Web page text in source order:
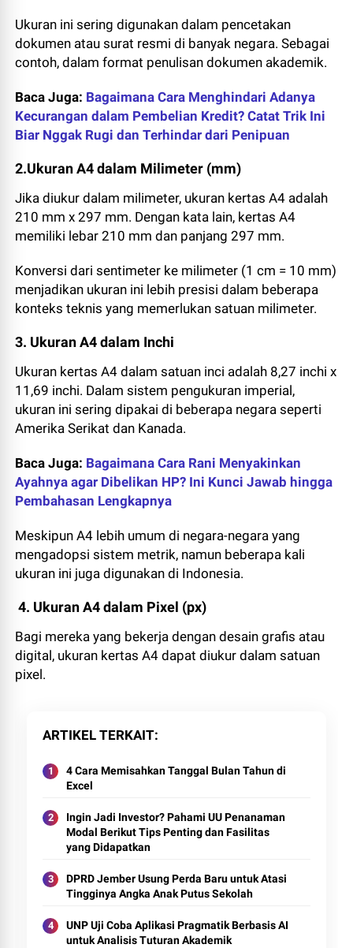
Ukuran ini sering digunakan dalam pencetakan
dokumen atau surat resmi di banyak negara. Sebagai
contoh, dalam format penulisan dokumen akademik.
Baca Juga: Bagaimana Cara Menghindari Adanya
Kecurangan dalam Pembelian Kredit? Catat Trik Ini
Biar Nggak Rugi dan Terhindar dari Penipuan
2.Ukuran A4 dalam Milimeter (mm)
Jika diukur dalam milimeter, ukuran kertas A4 adalah
210 mm x 297 mm. Dengan kata lain, kertas A4
memiliki lebar 210 mm dan panjang 297 mm.
Konversi dari sentimeter ke milimeter (1 cm = 10 mm)
menjadikan ukuran ini lebih presisi dalam beberapa
konteks teknis yang memerlukan satuan milimeter.
3. Ukuran A4 dalam Inchi
Ukuran kertas A4 dalam satuan inci adalah 8,27 inchi x
11,69 inchi. Dalam sistem pengukuran imperial,
ukuran ini sering dipakai di beberapa negara seperti
Amerika Serikat dan Kanada.
Baca Juga: Bagaimana Cara Rani Menyakinkan
Ayahnya agar Dibelikan HP? Ini Kunci Jawab hingga
Pembahasan Lengkapnya
Meskipun A4 lebih umum di negara-negara yang
mengadopsi sistem metrik, namun beberapa kali
ukuran ini juga digunakan di Indonesia.
4. Ukuran A4 dalam Pixel (px)
Bagi mereka yang bekerja dengan desain grafis atau
digital, ukuran kertas A4 dapat diukur dalam satuan
pixel.
ARTIKEL TERKAIT
4 Cara Memisahkan Tanggal Bulan Tahun di
Excel
Ingin Jadi Investor? Pahami UU Penanaman
Modal Berikut Tips Penting dan Fasilitas
yang Didapatkan
DPRD Jember Usung Perda Baru untuk Atasi
Tingginya Angka Anak Putus Sekolah
UNP Uji Coba Aplikasi Pragmatik Berbasis AI
untuk Analisis Tuturan Akademik